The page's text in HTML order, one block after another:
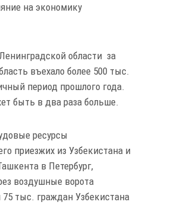
на экономику
области за
въехало более 500 тыс.
период прошлого года.
быть в два раза больше.
ресурсы
приезжих из Узбекистана и
в Петербург,
воздушные ворота
тыс. граждан Узбекистана